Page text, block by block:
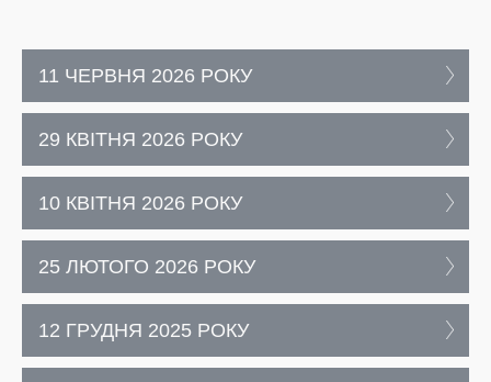
11 ЧЕРВНЯ 2026 РОКУ
29 КВІТНЯ 2026 РОКУ
10 КВІТНЯ 2026 РОКУ
25 ЛЮТОГО 2026 РОКУ
12 ГРУДНЯ 2025 РОКУ